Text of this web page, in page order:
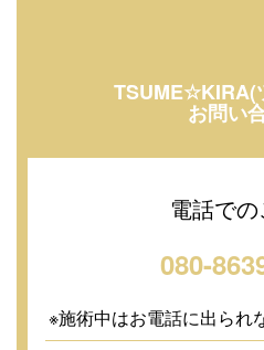
TSUME☆KIRA(
お問い
電話で
080-
※施術中はお電話に出られ